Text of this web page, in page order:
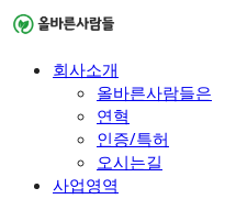
회사소개
올바른사람들은
연혁
인증/특허
오시는길
사업영역